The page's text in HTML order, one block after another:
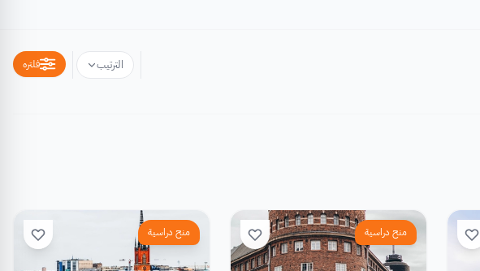
الترتيب فلتره
منح دراسية منح دراسية